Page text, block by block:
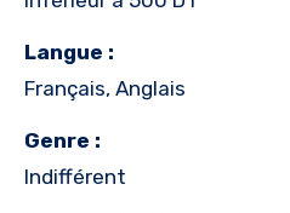
Langue :
Français, Anglais
Genre :
Indifférent